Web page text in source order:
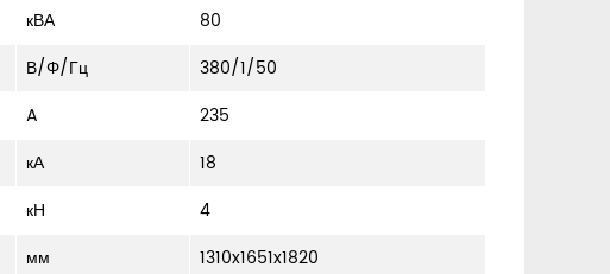
кВА
80
В/Φ/Гц
380/1/50
A
235
кА
18
кН
4
мм 1310x1651x1820